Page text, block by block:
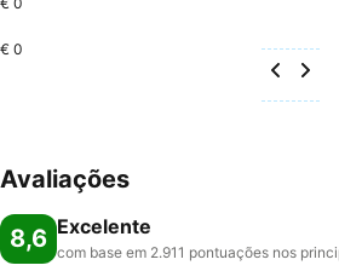
€ 0
Avaliações
8,6 Excelente
com base em 2.911 pontuações nos